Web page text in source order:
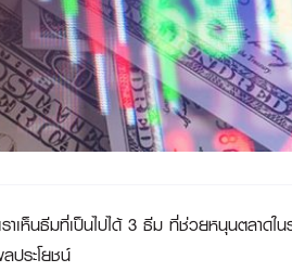
ห็นธีมที่เป็นไปได้ 3 ธีม ที่ช่วยหนุนตลาดในร
ประโยชน์